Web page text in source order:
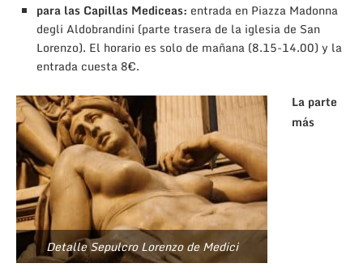
para las Capillas Mediceas: entrada en Piazza Madonna
degli Aldobrandini (parte trasera de la iglesia de San
Lorenzo). El horario es solo de mañana (8.15-14.00) y la
entrada cuesta 8€.
Detalle Sepulcro Lorenzo de Medici
La parte
más